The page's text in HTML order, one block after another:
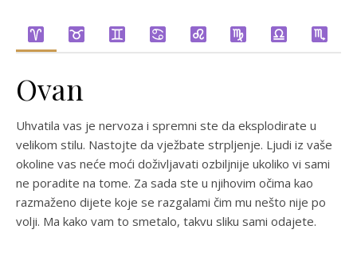
Ovan
Uhvatila vas je nervoza i spremni ste da eksplodirate u
velikom stilu. Nastojte da vježbate strpljenje. Ljudi iz vaše
okoline vas neće moći doživljavati ozbiljnije ukoliko vi sami
ne poradite na tome. Za sada ste u njihovim očima kao
razmaženo dijete koje se razgalami čim mu nešto nije po
volji. Ma kako vam to smetalo, takvu sliku sami odajete.